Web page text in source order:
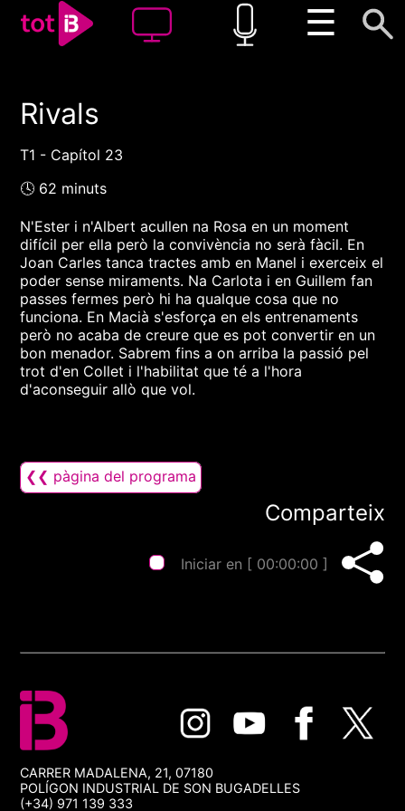
☰
00:00
Rivals
T1 - Capítol 23
🕓 62 minuts
N'Ester i n'Albert acullen na Rosa en un moment
difícil per ella però la convivència no serà fàcil. En
Joan Carles tanca tractes amb en Manel i exerceix el
poder sense miraments. Na Carlota i en Guillem fan
passes fermes però hi ha qualque cosa que no
funciona. En Macià s'esforça en els entrenaments
però no acaba de creure que es pot convertir en un
bon menador. Sabrem fins a on arriba la passió pel
trot d'en Collet i l'habilitat que té a l'hora
d'aconseguir allò que vol.
❮❮ pàgina del programa
Comparteix
Iniciar en [ 00:00:00 ]
CARRER MADALENA, 21, 07180
POLÍGON INDUSTRIAL DE SON BUGADELLES
(+34) 971 139 333